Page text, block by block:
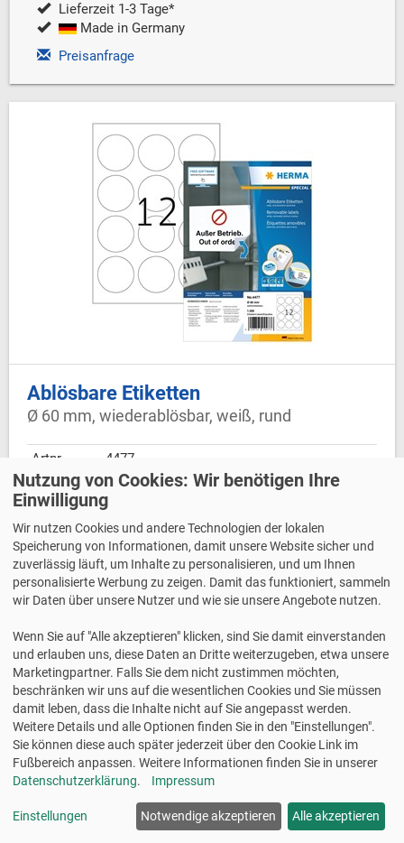
Lieferzeit 1-3 Tage*
Made in Germany
Preisanfrage
Ablösbare Etiketten
Ø 60 mm, wiederablösbar, weiß, rund
Artnr
4477
Inhalt
100 Blatt / 1200 Etiketten
Druckertyp
für Inkjet-, Laser-, Farblaserdrucker und
Kopierer
Details anzeigen
25 Blatt 100 Blatt
AKTIONSPREIS
UVP:47,30 €
Nutzung von Cookies: Wir benötigen Ihre
Einwilligung
Wir nutzen Cookies und andere Technologien der lokalen
Speicherung von Informationen, damit unsere Website sicher und
zuverlässig läuft, um Inhalte zu personalisieren, und um Ihnen
personalisierte Werbung zu zeigen. Damit das funktioniert, sammeln
wir Daten über unsere Nutzer und wie sie unsere Angebote nutzen.
Wenn Sie auf "Alle akzeptieren" klicken, sind Sie damit einverstanden
und erlauben uns, diese Daten an Dritte weiterzugeben, etwa unsere
Marketingpartner. Falls Sie dem nicht zustimmen möchten,
beschränken wir uns auf die wesentlichen Cookies und Sie müssen
damit leben, dass die Inhalte nicht auf Sie angepasst werden.
Weitere Details und alle Optionen finden Sie in den "Einstellungen".
Sie können diese auch später jederzeit über den Cookie Link im
Fußbereich anpassen. Weitere Informationen finden Sie in unserer
Datenschutzerklärung. Impressum
Einstellungen Notwendige akzeptieren Alle akzeptieren